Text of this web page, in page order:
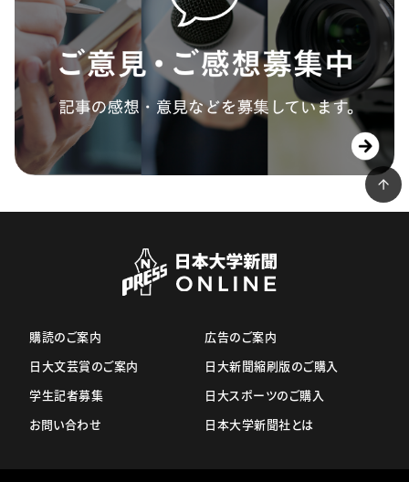
購読のご案内
日大文芸賞のご案内
学生記者募集
お問い合わせ
広告のご案内
日大新聞縮刷版のご購入
日大スポーツのご購入
日本大学新聞社とは